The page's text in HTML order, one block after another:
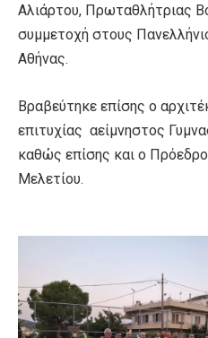
Αλιάρτου, Πρωταθλήτριας
συμμετοχή στους
Αθήνας.
Βραβεύτηκε επίσης ο
επιτυχίας αείμνηστος
καθώς επίσης και ο
Μελετίου.